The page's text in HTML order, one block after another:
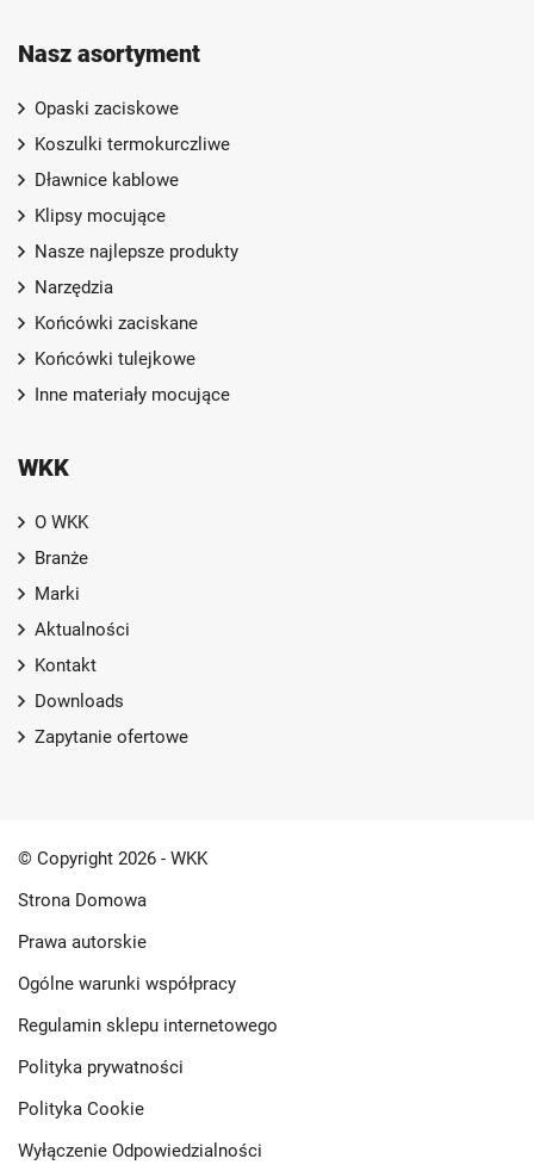
Nasz asortyment
Opaski zaciskowe
Koszulki termokurczliwe
Dławnice kablowe
Klipsy mocujące
Nasze najlepsze produkty
Narzędzia
Końcówki zaciskane
Końcówki tulejkowe
Inne materiały mocujące
WKK
O WKK
Branże
Marki
Aktualności
Kontakt
Downloads
Zapytanie ofertowe
© Copyright 2026 - WKK
Strona Domowa
Prawa autorskie
Ogólne warunki współpracy
Regulamin sklepu internetowego
Polityka prywatności
Polityka Cookie
Wyłączenie Odpowiedzialności